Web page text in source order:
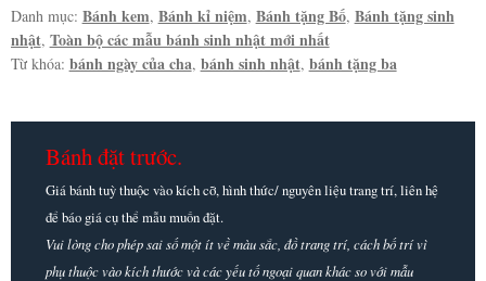
Danh mục: Bánh kem, Bánh kỉ niệm, Bánh tặng Bố, Bánh tặng sinh
nhật, Toàn bộ các mẫu bánh sinh nhật mới nhất
Từ khóa: bánh ngày của cha, bánh sinh nhật, bánh tặng ba
Bánh đặt trước.
Giá bánh tuỳ thuộc vào kích cỡ, hình thức/ nguyên liệu trang trí, liên hệ
để báo giá cụ thể mẫu muốn đặt.
Vui lòng cho phép sai số một ít về màu sắc, đồ trang trí, cách bố trí vì
phụ thuộc vào kích thước và các yếu tố ngoại quan khác so với mẫu